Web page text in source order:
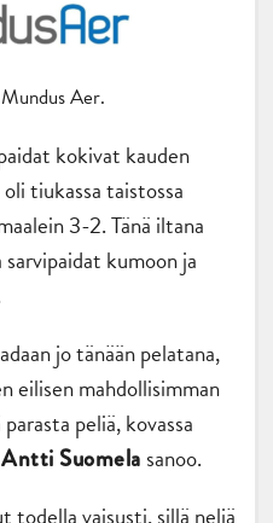
Aer.
kokivat kauden
tiukassa taistossa
3-2. Tänä iltana
kumoon ja
jo tänään pelatana,
eilisen mahdollisimman
peliä, kovassa
Antti Suomela sanoo.